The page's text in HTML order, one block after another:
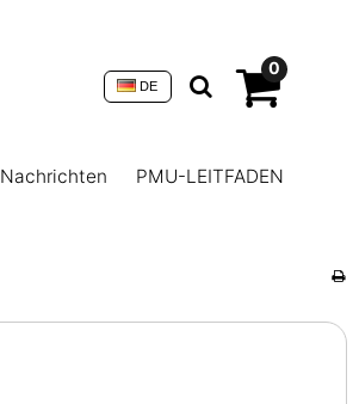
0
DE
Nachrichten
PMU-LEITFADEN